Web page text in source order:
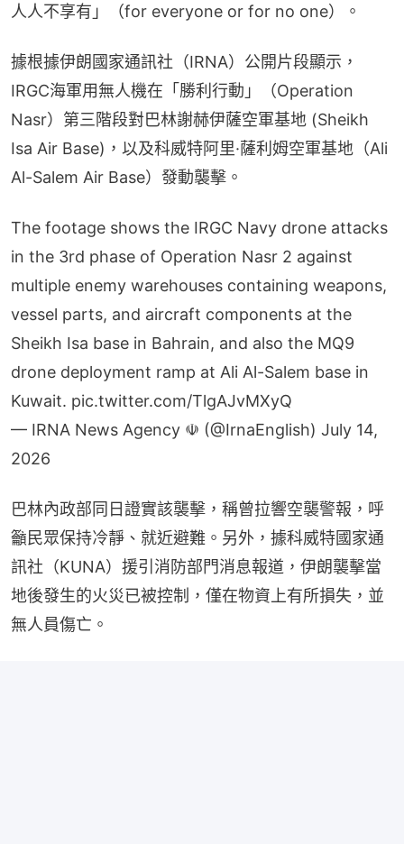
人人不享有」（for everyone or for no one）。
據根據伊朗國家通訊社（IRNA）公開片段顯示，
IRGC海軍用無人機在「勝利行動」（Operation
Nasr）第三階段對巴林謝赫伊薩空軍基地 (Sheikh
Isa Air Base)，以及科威特阿里·薩利姆空軍基地（Ali
Al-Salem Air Base）發動襲擊。
The footage shows the IRGC Navy drone attacks
in the 3rd phase of Operation Nasr 2 against
multiple enemy warehouses containing weapons,
vessel parts, and aircraft components at the
Sheikh Isa base in Bahrain, and also the MQ9
drone deployment ramp at Ali Al-Salem base in
Kuwait. pic.twitter.com/TlgAJvMXyQ
— IRNA News Agency ☫ (@IrnaEnglish) July 14,
2026
巴林內政部同日證實該襲擊，稱曾拉響空襲警報，呼
籲民眾保持冷靜、就近避難。另外，據科威特國家通
訊社（KUNA）援引消防部門消息報道，伊朗襲擊當
地後發生的火災已被控制，僅在物資上有所損失，並
無人員傷亡。